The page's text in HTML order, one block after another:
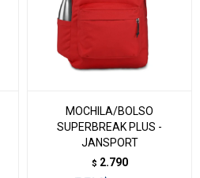
MOCHILA/BOLSO
SUPERBREAK PLUS -
JANSPORT
$ 2.790